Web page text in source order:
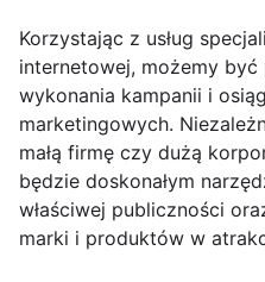
Korzystając z usług
internetowej, możemy
wykonania kampanii i
marketingowych.
małą firmę czy dużą
będzie doskonałym
właściwej publiczności
marki i produktów w